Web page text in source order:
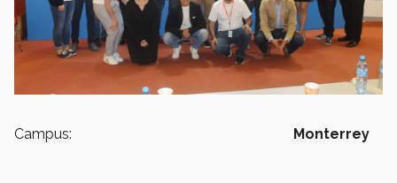
Campus: Monterrey